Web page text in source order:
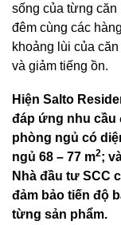
sống của từng
đêm cùng các
khoảng lùi của
và giảm tiếng ồn.
Hiện Salto
đáp ứng nhu cầu
phòng ngủ có
ngủ 68 – 77 m2;
Nhà đầu tư SCC
đảm bảo tiến độ
từng sản phẩm.